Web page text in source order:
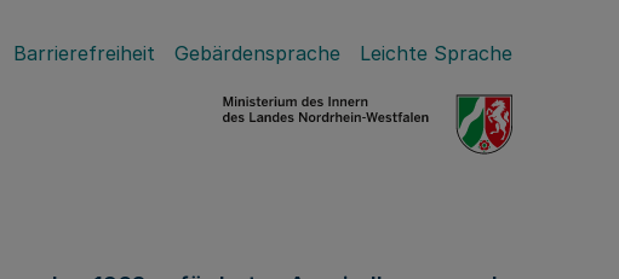
Barrierefreiheit Gebärdensprache Leichte Sprache